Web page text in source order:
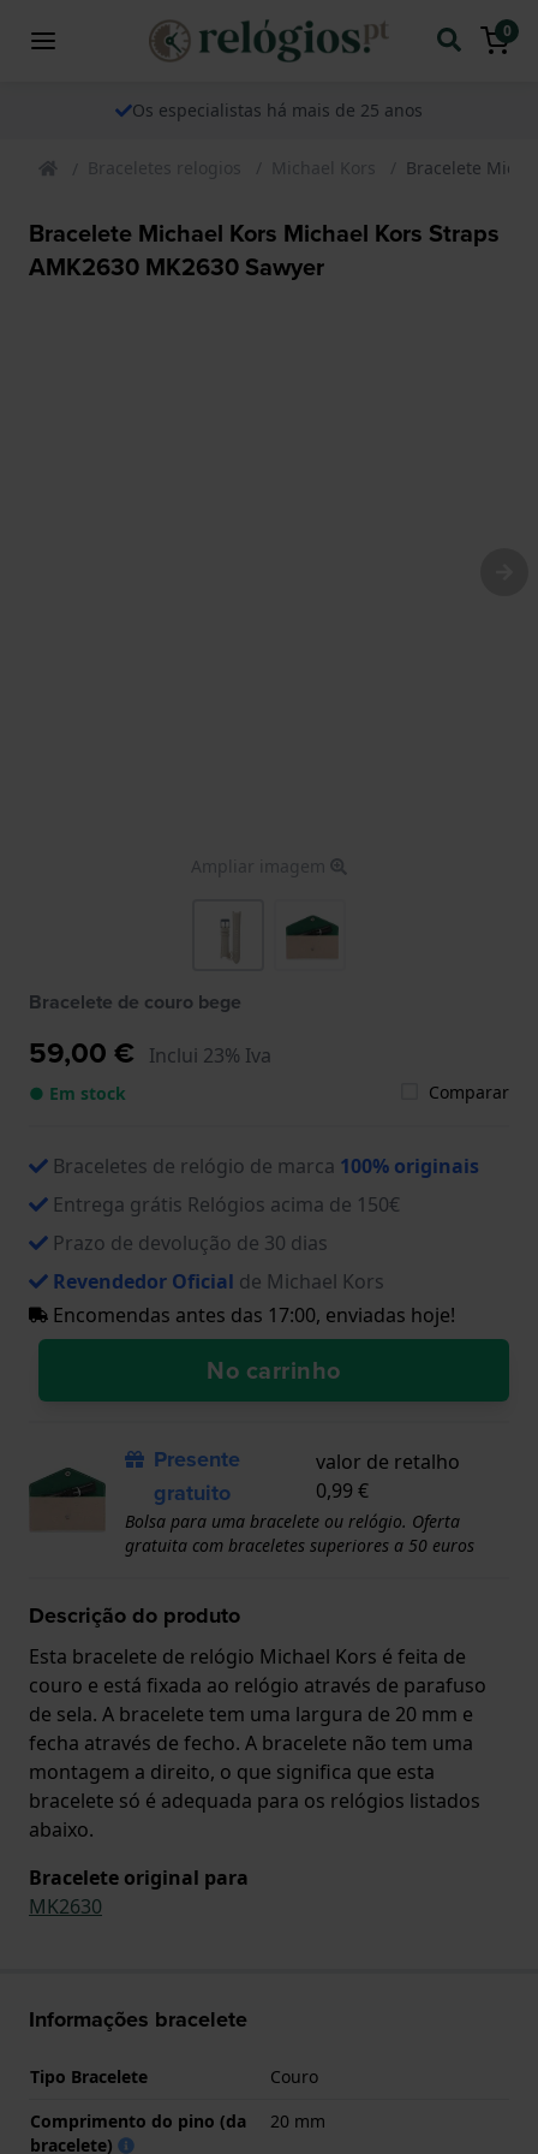
0
Os especialistas há mais de 25 anos
Braceletes relogios Michael Kors Bracelete
Bracelete Michael Kors Michael Kors Straps
AMK2630 MK2630 Sawyer
Ampliar imagem
Bracelete de couro bege
59,00 € Inclui 23% Iva
● Em stock Comparar
Braceletes de relógio de marca 100% originais
Entrega grátis Relógios acima de 150€
Prazo de devolução de 30 dias
Revendedor Oficial de Michael Kors
Encomendas antes das 17:00, enviadas hoje!
No carrinho
Presente
gratuito
valor de retalho
0,99 €
Bolsa para uma bracelete ou relógio. Oferta
gratuita com braceletes superiores a 50 euros
Descrição do produto
Esta bracelete de relógio Michael Kors é feita de
couro e está fixada ao relógio através de parafuso
de sela. A bracelete tem uma largura de 20 mm e
fecha através de fecho. A bracelete não tem uma
montagem a direito, o que significa que esta
bracelete só é adequada para os relógios listados
abaixo.
Bracelete original para
MK2630
Informações bracelete
Tipo Bracelete
Couro
Comprimento do pino (da
bracelete)
20 mm